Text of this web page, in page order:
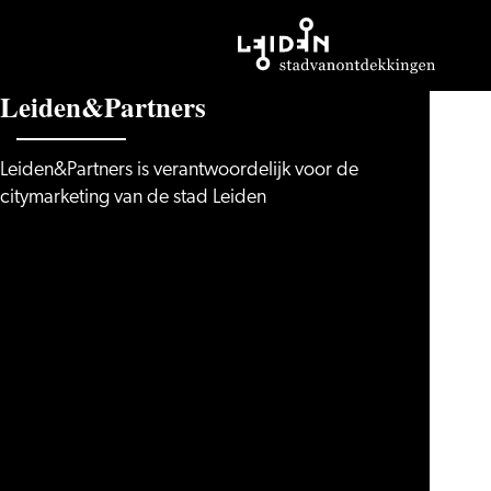
homepage
Leiden&Partners
Leiden&Partners is verantwoordelijk voor de
citymarketing van de stad Leiden